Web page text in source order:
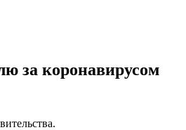
за коронавирусом